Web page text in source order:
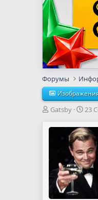
Форумы
А
т
м
Gatsby
Д
т
а
н
а
ч
а
л
23